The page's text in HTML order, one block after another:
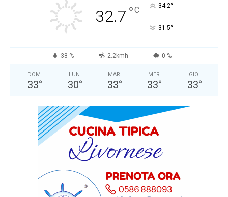
32.7 °C 34.2°
31.5°
38 % 2.2kmh 0 %
DOM
33°
LUN
30°
MAR
33°
MER
33°
GIO
33°